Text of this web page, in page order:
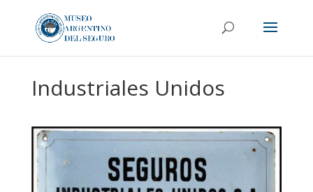
Industriales Unidos